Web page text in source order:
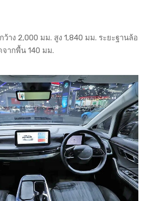
าง 2,000 มม. สูง 1,840 มม. ระยะฐานล้อ
ากพื้น 140 มม.